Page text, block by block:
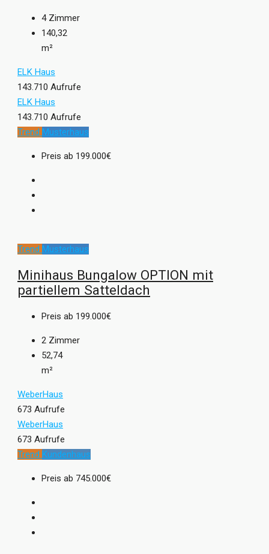
4 Zimmer
140,32
m²
ELK Haus
143.710 Aufrufe
ELK Haus
143.710 Aufrufe
Trend Musterhaus
Preis ab 199.000€
Trend Musterhaus
Minihaus Bungalow OPTION mit
partiellem Satteldach
Preis ab 199.000€
2 Zimmer
52,74
m²
WeberHaus
673 Aufrufe
WeberHaus
673 Aufrufe
Trend Kundenhaus
Preis ab 745.000€